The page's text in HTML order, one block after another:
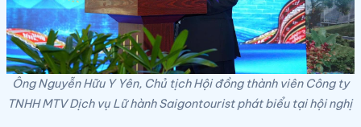
Ông Nguyễn Hữu Y Yên, Chủ tịch Hội đồng thành viên Công ty
TNHH MTV Dịch vụ Lữ hành Saigontourist phát biểu tại hội nghị